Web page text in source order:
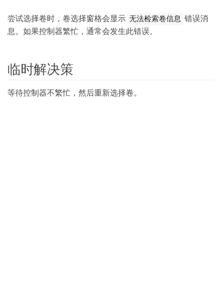
尝试选择卷时，卷选择窗格会显示 无法检索卷信息 错误消
息。如果控制器繁忙，通常会发生此错误。
临时解决策
等待控制器不繁忙，然后重新选择卷。